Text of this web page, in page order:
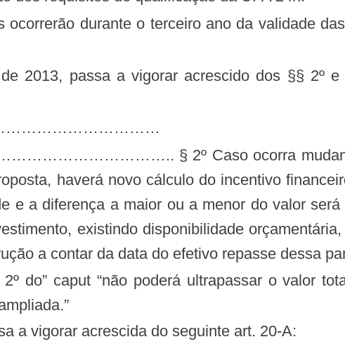
durante o terceiro ano da validade
§ 2º Caso ocorra mudança
haverá novo cálculo do incentivo
e a diferença a maior ou a menor do valor
existindo disponibilidade
a contar da data do efetivo repasse dessa
do” caput “não poderá ultrapassar o valor
a vigorar acrescida do seguinte art. 20-A: